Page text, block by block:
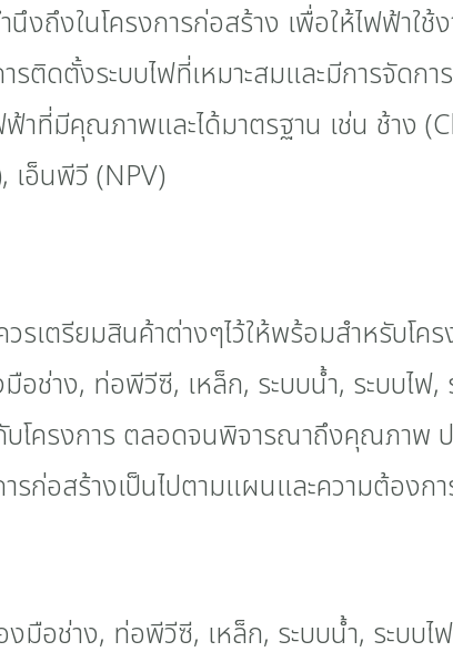
งถึงในโครงการก่อสร้าง เพื่อให้ไฟฟ้าใช้
รติดตั้งระบบไฟที่เหมาะสมและมีการจัดก
าที่มีคุณภาพและได้มาตรฐาน เช่น ช้าง
เอ็นพีวี (NPV)
รเตรียมสินค้าต่างๆไว้ให้พร้อมสำหรับโค
ช่าง, ท่อพีวีซี, เหล็ก, ระบบน้ำ, ระบบไฟ,
โครงการ ตลอดจนพิจารณาถึงคุณภาพ
ารก่อสร้างเป็นไปตามแผนและความต้อง